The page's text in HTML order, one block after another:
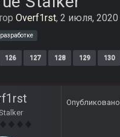
Overf1rst, 2 июля, 2020
126 127 128 129 130
Опубликовано